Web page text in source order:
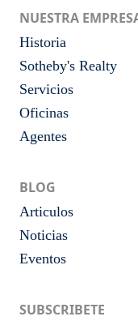
NUESTRA
Historia
Sotheby's Realty
Servicios
Oficinas
Agentes
BLOG
Articulos
Noticias
Eventos
SUBSCRIBETE